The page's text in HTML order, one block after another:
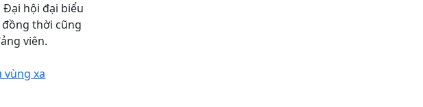
hội đại biểu
thời cũng
viên.
vùng xa